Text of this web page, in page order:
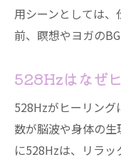
用シーンとしては
前、瞑想やヨガの
528Hzはなぜ
528Hzがヒーリン
数が脳波や身体の
に528Hzは、リラ